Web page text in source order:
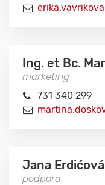
Ing. et Bc.
marketing
731 340 299
Jana Erdićová
podpora